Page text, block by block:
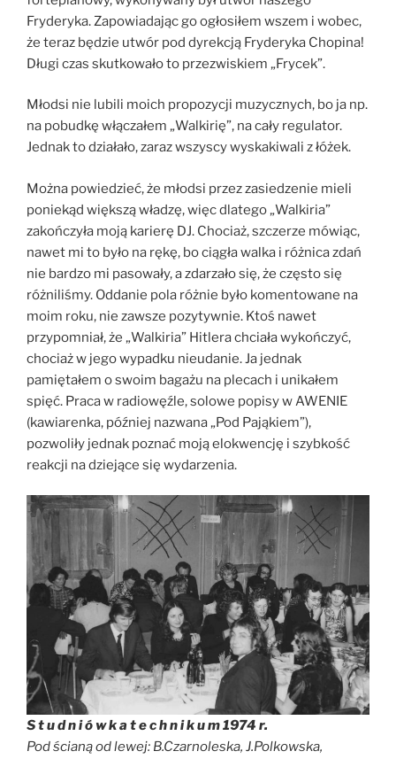
Fryderyka. Zapowiadając go ogłosiłem wszem i wobec,
że teraz będzie utwór pod dyrekcją Fryderyka Chopina!
Długi czas skutkowało to przezwiskiem „Frycek”.
Młodsi nie lubili moich propozycji muzycznych, bo ja np.
na pobudkę włączałem „Walkirię”, na cały regulator.
Jednak to działało, zaraz wszyscy wyskakiwali z łóżek.
Można powiedzieć, że młodsi przez zasiedzenie mieli
poniekąd większą władzę, więc dlatego „Walkiria”
zakończyła moją karierę DJ. Chociaż, szczerze mówiąc,
nawet mi to było na rękę, bo ciągła walka i różnica zdań
nie bardzo mi pasowały, a zdarzało się, że często się
różniliśmy. Oddanie pola różnie było komentowane na
moim roku, nie zawsze pozytywnie. Ktoś nawet
przypomniał, że „Walkiria” Hitlera chciała wykończyć,
chociaż w jego wypadku nieudanie. Ja jednak
pamiętałem o swoim bagażu na plecach i unikałem
spięć. Praca w radiowęźle, solowe popisy w AWENIE
(kawiarenka, później nazwana „Pod Pająkiem”),
pozwoliły jednak poznać moją elokwencję i szybkość
reakcji na dziejące się wydarzenia.
S t u d n i ó w k a t e c h n i k u m 1974 r.
Pod ścianą od lewej: B.Czarnoleska, J.Polkowska,